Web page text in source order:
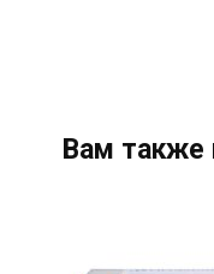
Вам также